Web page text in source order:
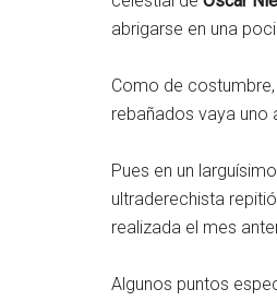
abrigarse en una
Como de
rebañados vaya uno
Pues en un
ultraderechista
realizada el mes
Algunos puntos